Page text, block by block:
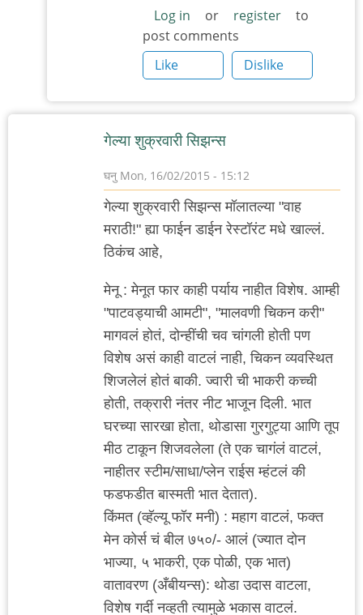
Log in or register
to
post comments
Like
Dislike
गेल्या शुक्रवारी सिझन्स
घनु Mon, 16/02/2015 - 15:12
गेल्या शुक्रवारी सिझन्स मॉलातल्या "वाह
मराठी!" ह्या फाईन डाईन रेस्टॉरंट मधे खाल्लं.
ठिकंच आहे,
मेनू : मेनूत फार काही पर्याय नाहीत विशेष. आम्ही
"पाटवड्याची आमटी", "मालवणी चिकन करी"
मागवलं होतं, दोन्हींची चव चांगली होती पण
विशेष असं काही वाटलं नाही, चिकन व्यवस्थित
शिजलेलं होतं बाकी. ज्वारी ची भाकरी कच्ची
होती, तक्रारी नंतर नीट भाजून दिली. भात
घरच्या सारखा होता, थोडासा गुरगुट्या आणि तूप
मीठ टाकून शिजवलेला (ते एक चागंलं वाटलं,
नाहीतर स्टीम/साधा/प्लेन राईस म्हंटलं की
फडफडीत बास्मती भात देतात).
किंमत (व्हॅल्यू फॉर मनी) : महाग वाटलं, फक्त
मेन कोर्स चं बील ७५०/- आलं (ज्यात दोन
भाज्या, ५ भाकरी, एक पोळी, एक भात)
वातावरण (अँबीयन्स): थोडा उदास वाटला,
विशेष गर्दी नव्हती त्यामुळे भकास वाटलं.